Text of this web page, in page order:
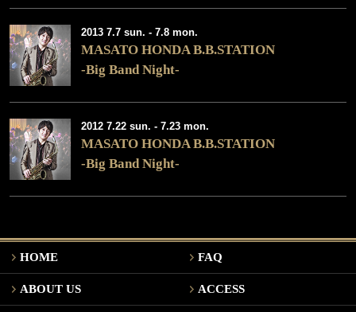
2013 7.7 sun. - 7.8 mon.
MASATO HONDA B.B.STATION
-Big Band Night-
2012 7.22 sun. - 7.23 mon.
MASATO HONDA B.B.STATION
-Big Band Night-
HOME FAQ
ABOUT US ACCESS